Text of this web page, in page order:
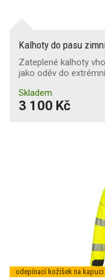
Kalhoty do pasu
Zateplené kalhoty
jako oděv do
Skladem
3 100 Kč
odepínací kožíšek na kapuci